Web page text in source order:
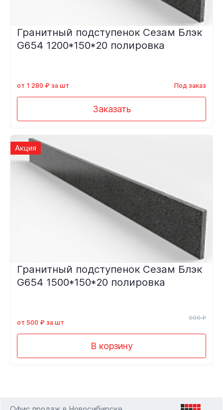
Гранитный подступенок Сезам Блэк
G654 1200*150*20 полировка
от 1 280 ₽ за шт Под заказ
Заказать
Акция
Гранитный подступенок Сезам Блэк
G654 1500*150*20 полировка
от 500 ₽ за шт
900 ₽
В корзину